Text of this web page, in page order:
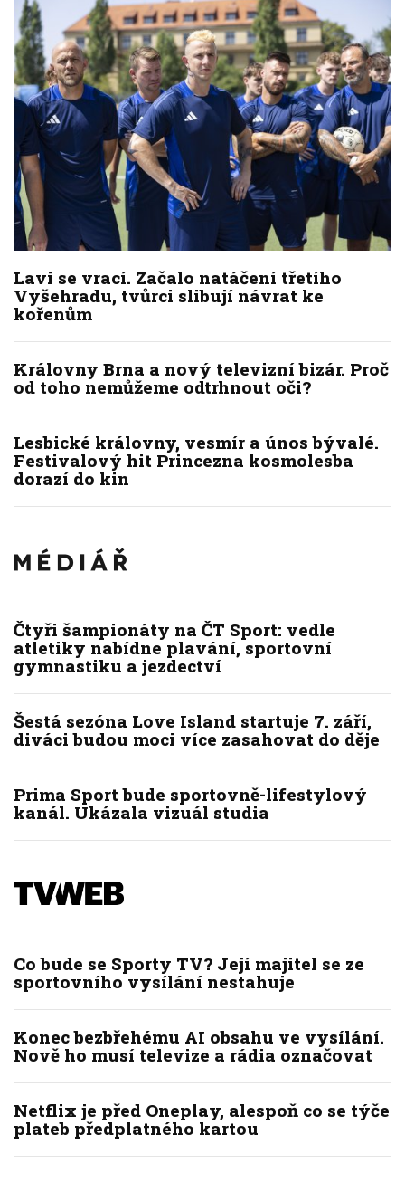
Lavi se vrací. Začalo natáčení třetího
Vyšehradu, tvůrci slibují návrat ke
kořenům
Královny Brna a nový televizní bizár. Proč
od toho nemůžeme odtrhnout oči?
Lesbické královny, vesmír a únos bývalé.
Festivalový hit Princezna kosmolesba
dorazí do kin
Čtyři šampionáty na ČT Sport: vedle
atletiky nabídne plavání, sportovní
gymnastiku a jezdectví
Šestá sezóna Love Island startuje 7. září,
diváci budou moci více zasahovat do děje
Prima Sport bude sportovně-lifestylový
kanál. Ukázala vizuál studia
Co bude se Sporty TV? Její majitel se ze
sportovního vysílání nestahuje
Konec bezbřehému AI obsahu ve vysílání.
Nově ho musí televize a rádia označovat
Netflix je před Oneplay, alespoň co se týče
plateb předplatného kartou